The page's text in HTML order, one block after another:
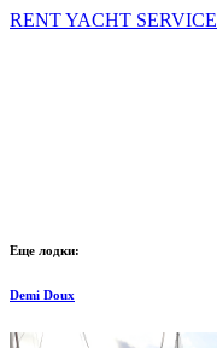
RENT YACHT SERVICE
Еще лодки:
Demi Doux